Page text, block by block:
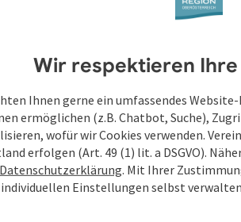
Wir respektieren
Ihnen gerne ein umfassendes
ermöglichen (z.B. Chatbot, Suche),
wofür wir Cookies verwenden.
erfolgen (Art. 49 (1) lit. a DSGVO).
Datenschutzerklärung. Mit Ihrer
Einstellungen selbst